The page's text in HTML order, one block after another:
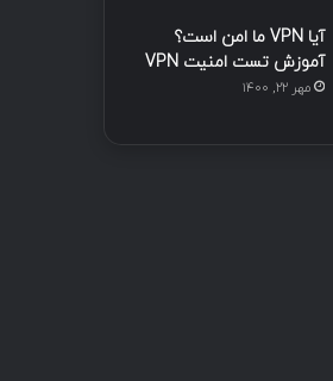
آیا VPN ما امن است؟
آموزش تست امنیت VPN
مهر ۲۲, ۱۴۰۰